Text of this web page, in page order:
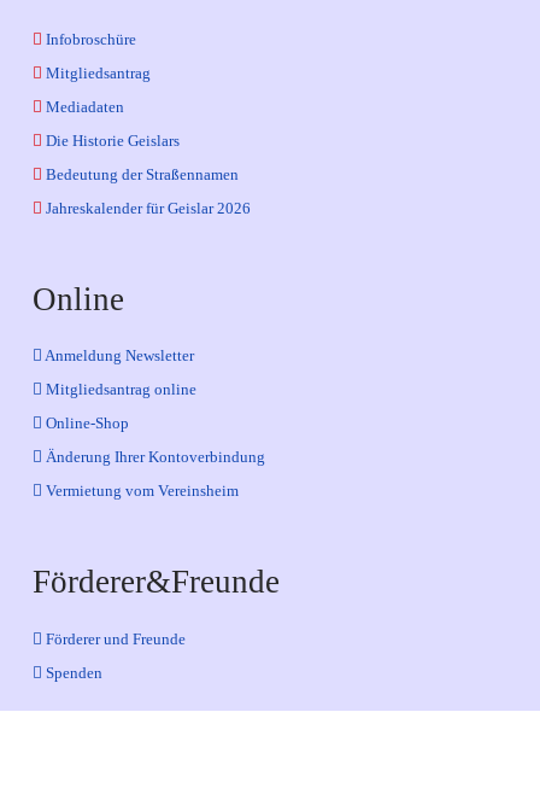
Infobroschüre
Mitgliedsantrag
Mediadaten
Die Historie Geislars
Bedeutung der Straßennamen
Jahreskalender für Geislar 2026
Online
Anmeldung Newsletter
Mitgliedsantrag online
Online-Shop
Änderung Ihrer Kontoverbindung
Vermietung vom Vereinsheim
Förderer&Freunde
Förderer und Freunde
Spenden